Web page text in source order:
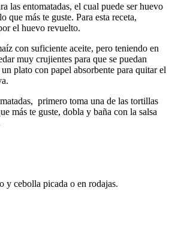
las entomatadas, el cual puede ser huevo
que más te guste. Para esta receta,
el huevo revuelto.
con suficiente aceite, pero teniendo en
muy crujientes para que se puedan
plato con papel absorbente para quitar el
primero toma una de las tortillas
más te guste, dobla y baña con la salsa
y cebolla picada o en rodajas.